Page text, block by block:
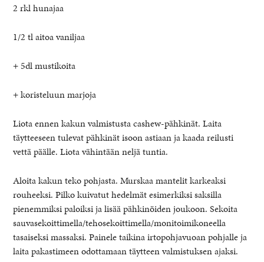
2 rkl hunajaa
1/2 tl aitoa vaniljaa
+ 5dl mustikoita
+ koristeluun marjoja
Liota ennen kakun valmistusta cashew-pähkinät. Laita
täytteeseen tulevat pähkinät isoon astiaan ja kaada reilusti
vettä päälle. Liota vähintään neljä tuntia.
Aloita kakun teko pohjasta. Murskaa mantelit karkeaksi
rouheeksi. Pilko kuivatut hedelmät esimerkiksi saksilla
pienemmiksi paloiksi ja lisää pähkinöiden joukoon. Sekoita
sauvasekoittimella/tehosekoittimella/monitoimikoneella
tasaiseksi massaksi. Painele taikina irtopohjavuoan pohjalle ja
laita pakastimeen odottamaan täytteen valmistuksen ajaksi.